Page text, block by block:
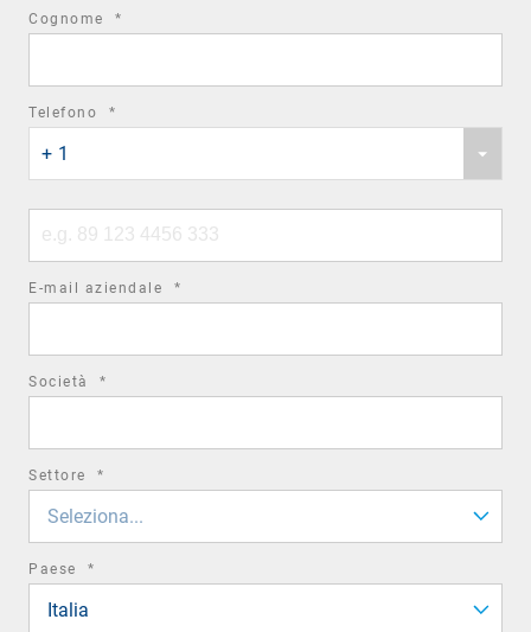
Cognome *
Telefono *
country
code
+ 1
number
E-mail aziendale *
Società *
Settore *
Seleziona...
Paese *
Italia